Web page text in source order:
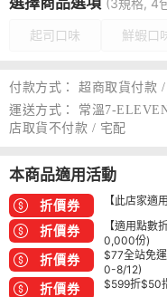
(3規格, 4
起司口味 鮮蝦口
付款方式： 超商取貨付款
運送方式：
常溫7-
店取貨不付款 / 宅配
本商品適用活動
折價券 【此店家
折價券
【適用點
0,000份)
折價券
$77全站免
0-8/12)
折價券 $599折$50